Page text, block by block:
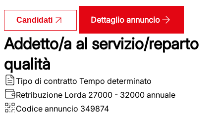
Candidati Dettaglio annuncio
Addetto/a al servizio/reparto
qualità
Tipo di contratto Tempo determinato
Retribuzione Lorda 27000 - 32000 annuale
Codice annuncio 349874